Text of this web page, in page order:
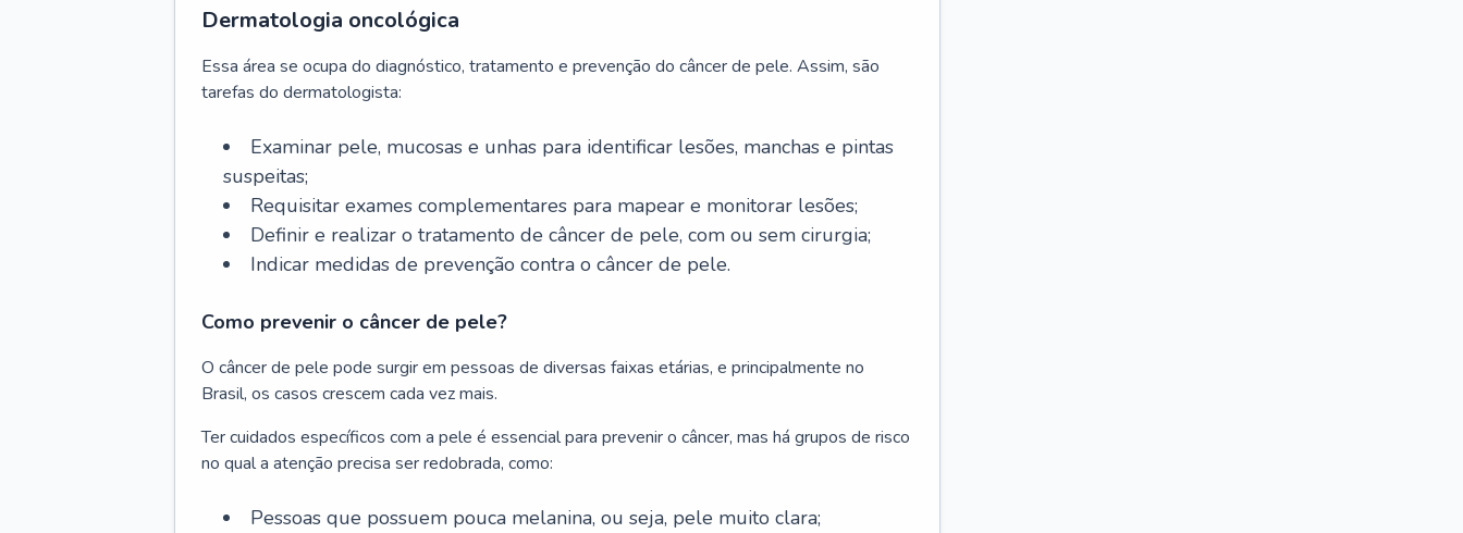
Dermatologia oncológica
Essa área se ocupa do diagnóstico, tratamento e prevenção do câncer de pele. Assim, são
tarefas do dermatologista:
Examinar pele, mucosas e unhas para identificar lesões, manchas e pintas
suspeitas;
Requisitar exames complementares para mapear e monitorar lesões;
Definir e realizar o tratamento de câncer de pele, com ou sem cirurgia;
Indicar medidas de prevenção contra o câncer de pele.
Como prevenir o câncer de pele?
O câncer de pele pode surgir em pessoas de diversas faixas etárias, e principalmente no
Brasil, os casos crescem cada vez mais.
Ter cuidados específicos com a pele é essencial para prevenir o câncer, mas há grupos de risco
no qual a atenção precisa ser redobrada, como:
Pessoas que possuem pouca melanina, ou seja, pele muito clara;